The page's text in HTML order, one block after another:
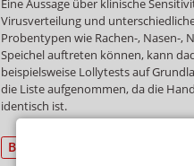
Eine Aussage über klinische
Virusverteilung und
Probentypen wie Rachen-, Nasen-
Speichel auftreten können, kann
beispielsweise Lollytests auf
die Liste aufgenommen, da die
identisch ist.
BfArM/EMA/FDA